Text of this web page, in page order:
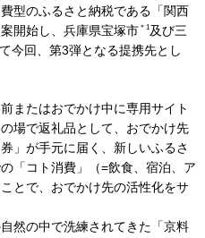
型のふるさと納税である「関西
開始し、兵庫県宝塚市 ＊1及び三
今回、第3弾となる提携先とし
またはおでかけ中に専用サイト
場で返礼品として、おでかけ先
」が手元に届く、新しいふるさ
「コト消費」（=飲食、宿泊、ア
とで、おでかけ先の活性化をサ
然の中で洗練されてきた「京料